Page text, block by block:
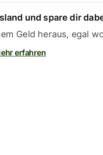
und spare dir
Geld heraus, egal
erfahren